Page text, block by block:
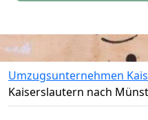
Umzugsunternehmen
Kaiserslautern nach